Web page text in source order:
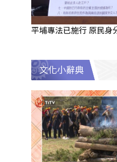
平埔專法已施行 原民身
文化小辭典